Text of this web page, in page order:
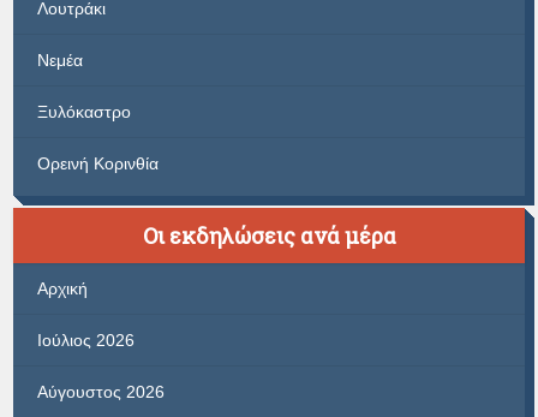
Λουτράκι
Νεμέα
Ξυλόκαστρο
Ορεινή Κορινθία
Οι εκδηλώσεις ανά μέρα
Αρχική
Ιούλιος 2026
Αύγουστος 2026